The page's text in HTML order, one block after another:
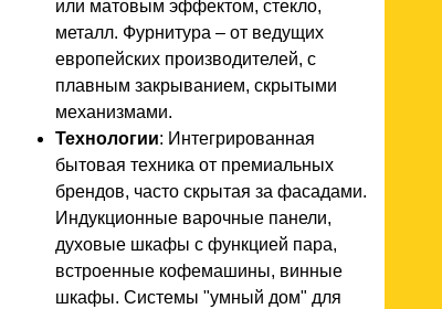
или матовым эффектом, стекло,
металл. Фурнитура – от ведущих
европейских производителей, с
плавным закрыванием, скрытыми
механизмами.
Технологии: Интегрированная
бытовая техника от премиальных
брендов, часто скрытая за фасадами.
Индукционные варочные панели,
духовые шкафы с функцией пара,
встроенные кофемашины, винные
шкафы. Системы "умный дом" для